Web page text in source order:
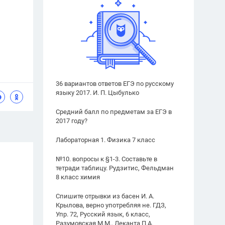
36 вариантов ответов ЕГЭ по русскому
языку 2017. И. П. Цыбулько
Средний балл по предметам за ЕГЭ в
2017 году?
Лабораторная 1. Физика 7 класс
№10. вопросы к §1-3. Составьте в
тетради таблицу. Рудзитис, Фельдман
8 класс химия
Спишите отрывки из басен И. А.
Крылова, верно употребляя не. ГДЗ,
Упр. 72, Русский язык, 6 класс,
Разумовская М.М., Леканта П.А.